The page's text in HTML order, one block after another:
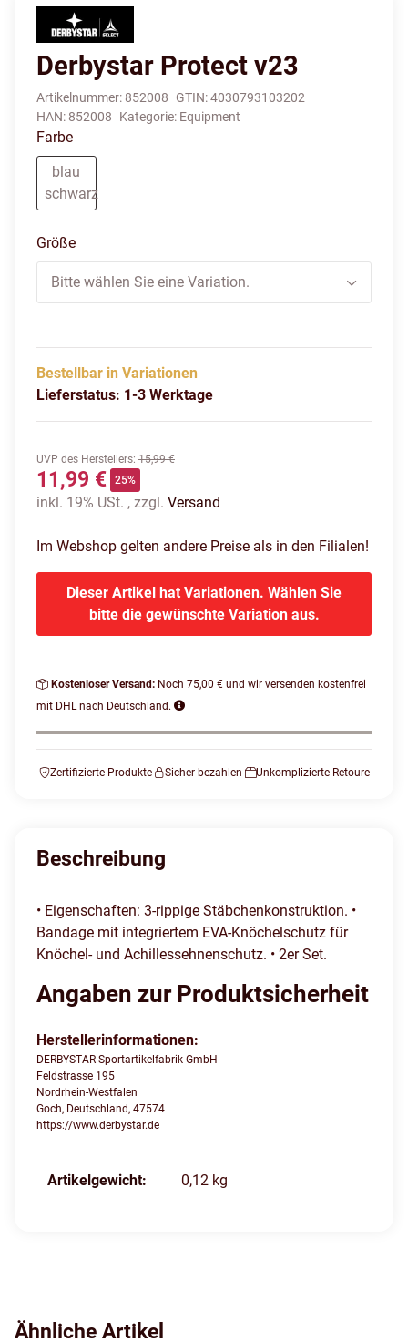
Derbystar Protect v23
Artikelnummer: 852008 GTIN:4030793103202
HAN: 852008 Kategorie: Equipment
Farbe
blau
schwarz
blau schwarz
Größe
Bitte wählen Sie eine Variation.
Bestellbar in Variationen
Lieferstatus: 1-3 Werktage
UVP des Herstellers: 15,99 €
11,99 € 25%
inkl. 19% USt. , zzgl. Versand
Im Webshop gelten andere Preise als in den Filialen!
Dieser Artikel hat Variationen. Wählen Sie
bitte die gewünschte Variation aus.
Kostenloser Versand: Noch 75,00 € und wir versenden kostenfrei
mit DHL nach Deutschland.
Zertifizierte Produkte Sicher bezahlen Unkomplizierte Retoure
Beschreibung
• Eigenschaften: 3-rippige Stäbchenkonstruktion. •
Bandage mit integriertem EVA-Knöchelschutz für
Knöchel- und Achillessehnenschutz. • 2er Set.
Angaben zur Produktsicherheit
Herstellerinformationen:
DERBYSTAR Sportartikelfabrik GmbH
Feldstrasse 195
Nordrhein-Westfalen
Goch, Deutschland, 47574
https://www.derbystar.de
Produkteigenschaft
Wert
Artikelgewicht: 0,12 kg
Ähnliche Artikel